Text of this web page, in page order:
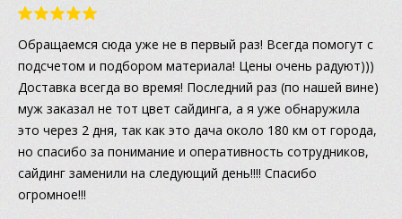
Обращаемся сюда уже не в первый раз! Всегда помогут с
подсчетом и подбором материала! Цены очень радуют)))
Доставка всегда во время! Последний раз (по нашей вине)
муж заказал не тот цвет сайдинга, а я уже обнаружила
это через 2 дня, так как это дача около 180 км от города,
но спасибо за понимание и оперативность сотрудников,
сайдинг заменили на следующий день!!!! Спасибо
огромное!!!